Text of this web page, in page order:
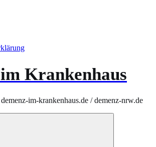
Krankenhaus
im-krankenhaus.de / demenz-nrw.de